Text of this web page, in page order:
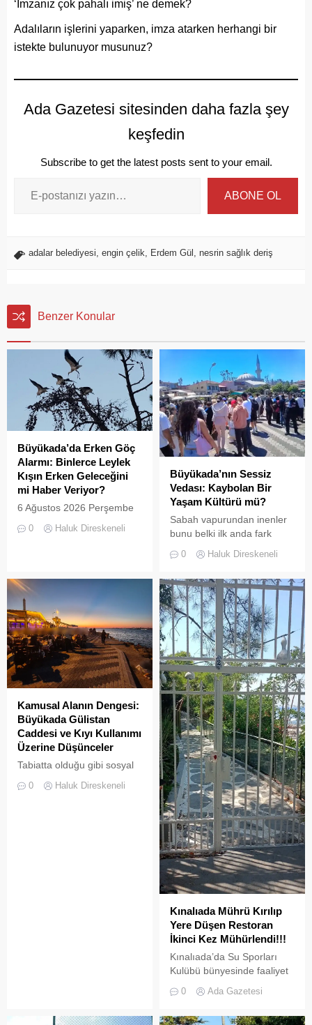
‘İmzanız çok pahalı imiş’ ne demek?
Adalıların işlerini yaparken, imza atarken herhangi bir
istekte bulunuyor musunuz?
Ada Gazetesi sitesinden daha fazla şey
keşfedin
Subscribe to get the latest posts sent to your email.
ABONE OL
adalar belediyesi engin çelik Erdem Gül nesrin sağlık deriş
Benzer Konular
Büyükada’da Erken Göç
Alarmı: Binlerce Leylek
Kışın Erken Geleceğini
mi Haber Veriyor?
6 Ağustos 2026 Perşembe
günü öğle saatlerinde, saat
14:00 sularında Büyükada
şölenlerinden biri yaşandı.
0 Haluk Direskeneli
Büyükada’nın Sessiz
Vedası: Kaybolan Bir
Yaşam Kültürü mü?
Sabah vapurundan inenler
bunu belki ilk anda fark
Büyükada’yı elli, altmış yıldır
ve adımları değişti
0 Haluk Direskeneli
Kamusal Alanın Dengesi:
Büyükada Gülistan
Caddesi ve Kıyı Kullanımı
Üzerine Düşünceler
Tabiatta olduğu gibi sosyal
süre karşılıksız kalmaz;
0 Haluk Direskeneli
Kınalıada Mührü Kırılıp
Yere Düşen Restoran
İkinci Kez Mühürlendi!!!
Kınalıada’da Su Sporları
Kulübü bünyesinde faaliyet
gösteren bir restoran,
ruhsat usulsüzlüğü ve adres
0 Ada Gazetesi